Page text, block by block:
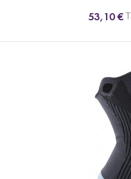
53,10 €